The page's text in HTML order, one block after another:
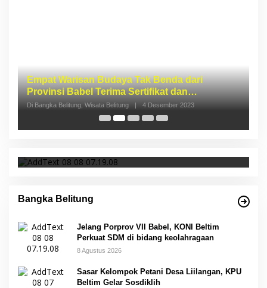
Bangka Belitung
Jelang Porprov VII Babel, KONI Beltim
Perkuat SDM di bidang keolahragaan
8 Agustus 2026
Sasar Kelompok Petani Desa Liilangan, KPU
Beltim Gelar Sosdiklih